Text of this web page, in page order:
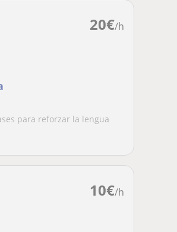
20€/h
para reforzar la lengua
10€/h